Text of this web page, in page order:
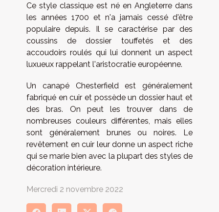
Ce style classique est né en Angleterre dans
les années 1700 et n'a jamais cessé d'être
populaire depuis. Il se caractérise par des
coussins de dossier touffetés et des
accoudoirs roulés qui lui donnent un aspect
luxueux rappelant l'aristocratie européenne.
Un canapé Chesterfield est généralement
fabriqué en cuir et possède un dossier haut et
des bras. On peut les trouver dans de
nombreuses couleurs différentes, mais elles
sont généralement brunes ou noires. Le
revêtement en cuir leur donne un aspect riche
qui se marie bien avec la plupart des styles de
décoration intérieure.
Mercredi 2 novembre 2022